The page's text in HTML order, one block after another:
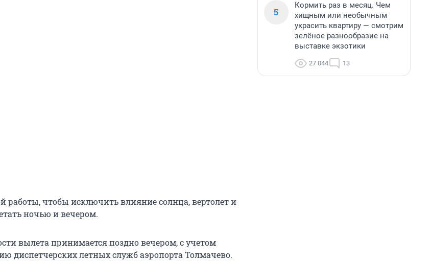
работы, чтобы исключить влияние солнца, вертолет и
ночью и вечером.
вылета принимается поздно вечером, с учетом
диспетчерских летных служб аэропорта Толмачево.
5
Кормить раз в месяц. Чем
хищным или необычным
украсить квартиру — смотрим
зелёное разнообразие на
выставке экзотики
27 044 13